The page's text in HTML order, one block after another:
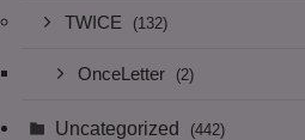
TWICE (132)
OnceLetter (2)
Uncategorized (442)